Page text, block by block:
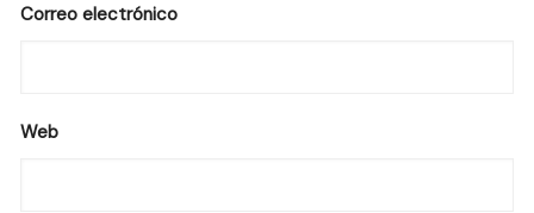
Correo electrónico
Web